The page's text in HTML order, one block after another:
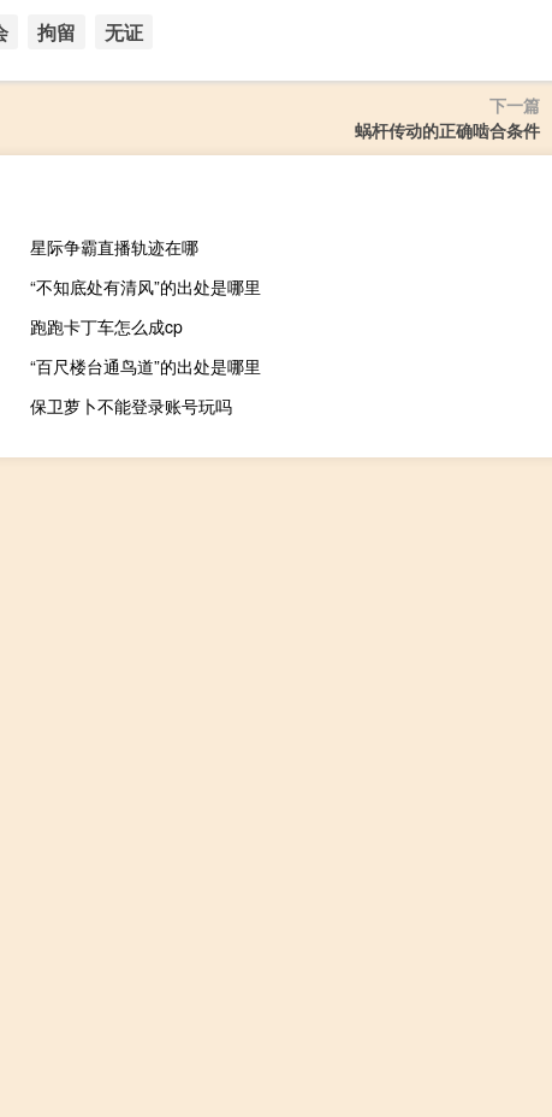
拘留 无证
下一篇
蜗杆传动的正确啮合条件
星际争霸直播轨迹在哪
“不知底处有清风”的出处是哪里
跑跑卡丁车怎么成cp
“百尺楼台通鸟道”的出处是哪里
保卫萝卜不能登录账号玩吗